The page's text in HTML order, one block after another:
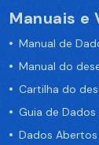
Manuais e
Manual de
Manual do
Cartilha do
Guia de Dados
Dados